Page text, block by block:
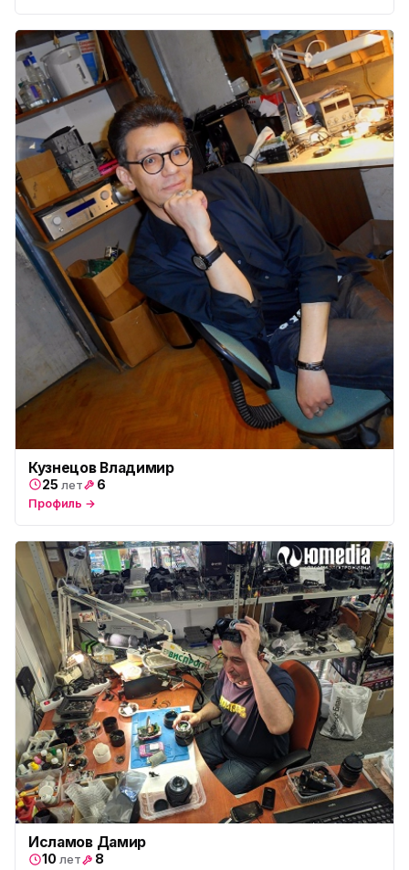
Кузнецов Владимир
25 лет 6
Профиль →
Исламов Дамир
10 лет 8